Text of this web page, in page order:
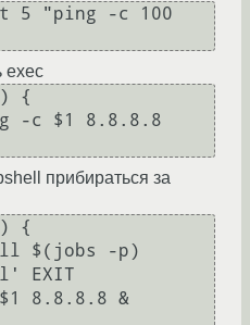
5 "ping -c 100
exec
{
прибираться за
{
EXIT